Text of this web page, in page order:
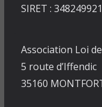
SIRET :
Association Loi
5 route d’Iffendic
35160